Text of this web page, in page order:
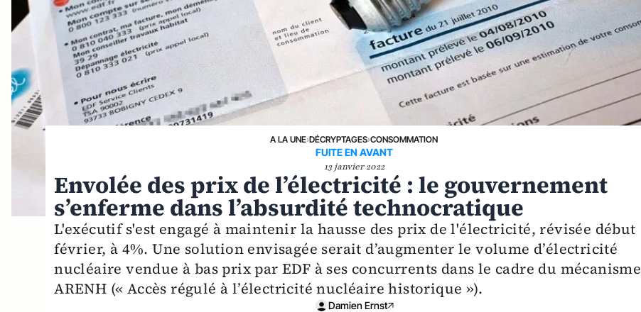
A LA UNE›DÉCRYPTAGES›CONSOMMATION
FUITE EN AVANT
13 janvier 2022
Envolée des prix de l’électricité : le gouvernement
s’enferme dans l’absurdité technocratique
L'exécutif s'est engagé à maintenir la hausse des prix de l'électricité, révisée début
février, à 4%. Une solution envisagée serait d’augmenter le volume d’électricité
nucléaire vendue à bas prix par EDF à ses concurrents dans le cadre du mécanisme
ARENH (« Accès régulé à l’électricité nucléaire historique »).
Damien Ernst